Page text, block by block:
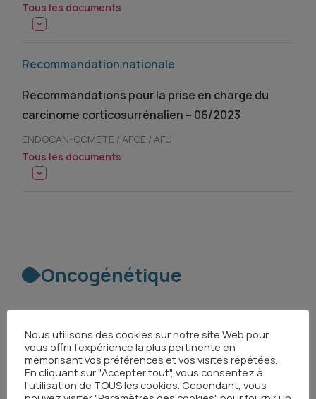
Tous les documents
Recommandation nationale
Recommandations pour la prise en charge du
carcinome corticosurrénalien – 06/2023
ENDOCAN-COMETE / AFCE / AFU
Tous les documents
Oncogénétique
Document d'information à destination des
professionnels
Consultations en 2022, programmes de suivi en
Nous utilisons des cookies sur notre site Web pour
vous offrir l'expérience la plus pertinente en
mémorisant vos préférences et vos visites répétées.
En cliquant sur "Accepter tout", vous consentez à
l'utilisation de TOUS les cookies. Cependant, vous